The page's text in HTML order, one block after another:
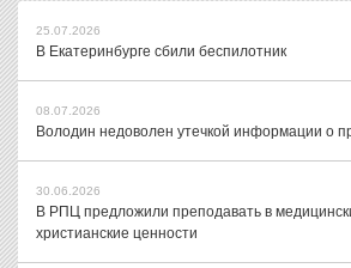
25.07.2026
В Екатеринбурге сбили беспилотник
08.07.2026
Володин недоволен утечкой информации о
30.06.2026
В РПЦ предложили преподавать в
христианские ценности